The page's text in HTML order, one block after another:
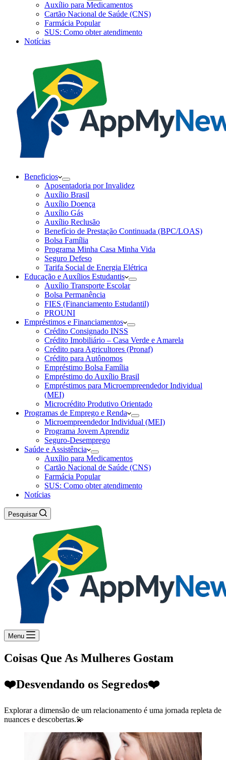
Auxílio para Medicamentos
Cartão Nacional de Saúde (CNS)
Farmácia Popular
SUS: Como obter atendimento
Notícias
Beneficios
Aposentadoria por Invalidez
Auxílio Brasil
Auxílio Doença
Auxílio Gás
Auxílio Reclusão
Benefício de Prestação Continuada (BPC/LOAS)
Bolsa Família
Programa Minha Casa Minha Vida
Seguro Defeso
Tarifa Social de Energia Elétrica
Educação e Auxílios Estudantis
Auxílio Transporte Escolar
Bolsa Permanência
FIES (Financiamento Estudantil)
PROUNI
Empréstimos e Financiamentos
Crédito Consignado INSS
Crédito Imobiliário – Casa Verde e Amarela
Crédito para Agricultores (Pronaf)
Crédito para Autônomos
Empréstimo Bolsa Família
Empréstimo do Auxílio Brasil
Empréstimos para Microempreendedor Individual
(MEI)
Microcrédito Produtivo Orientado
Programas de Emprego e Renda
Microempreendedor Individual (MEI)
Programa Jovem Aprendiz
Seguro-Desemprego
Saúde e Assistência
Auxílio para Medicamentos
Cartão Nacional de Saúde (CNS)
Farmácia Popular
SUS: Como obter atendimento
Notícias
Pesquisar
Menu
Coisas Que As Mulheres Gostam
❤️Desvendando os Segredos❤️
Explorar a dimensão de um relacionamento é uma jornada repleta de
nuances e descobertas.💫